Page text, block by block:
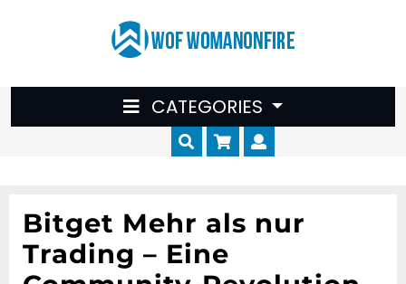
CATEGORIES
Cart
Bitget Mehr als nur
Trading – Eine